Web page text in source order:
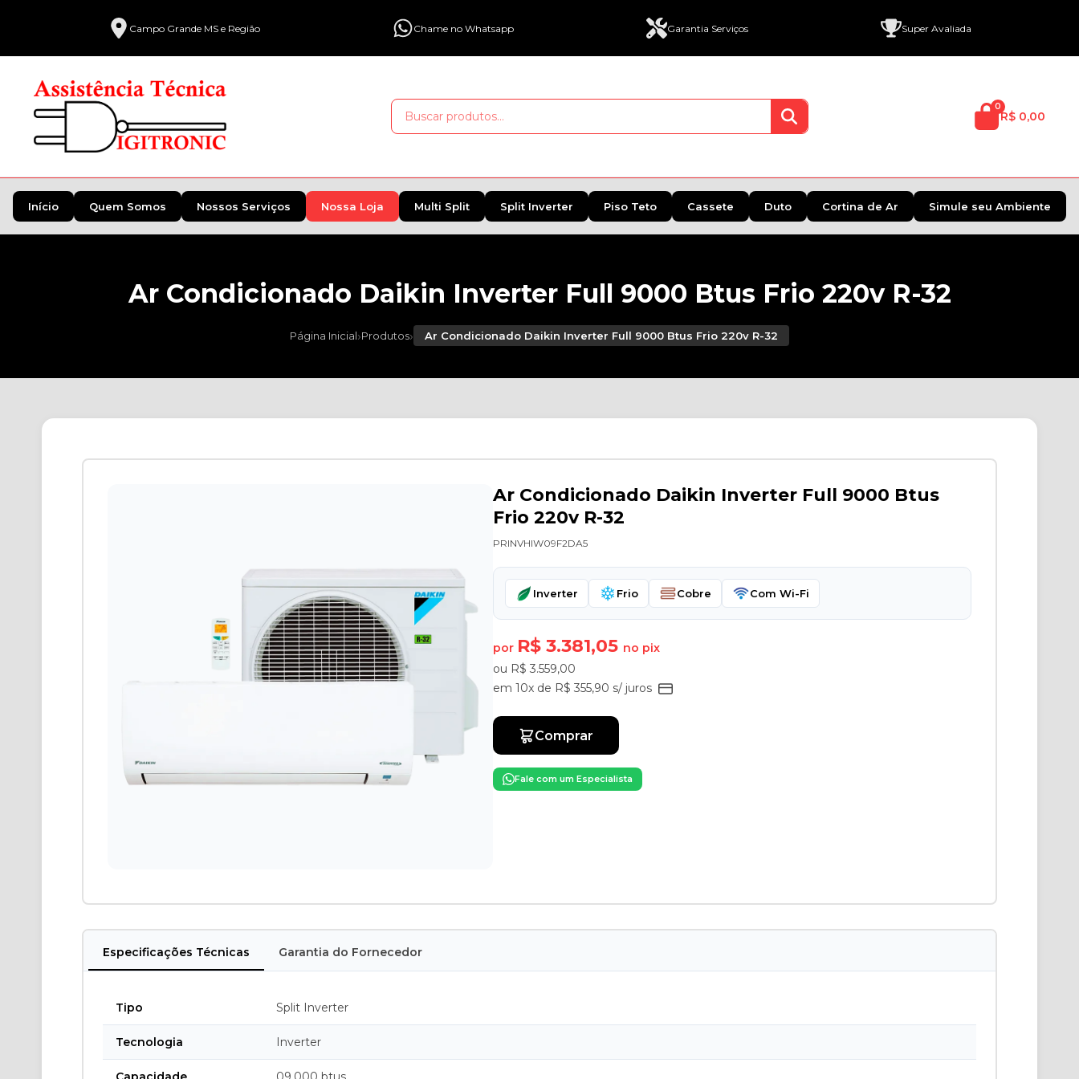
Campo Grande MS e Região Chame no Whatsapp Garantia Serviços Super Avaliada
0
R$ 0,00
Início Quem Somos Nossos Serviços Nossa Loja Multi Split Split Inverter Piso Teto Cassete Duto Cortina de Ar Simule seu Ambiente
Ar Condicionado Daikin Inverter Full 9000 Btus Frio 220v R-32
Página Inicial›Produtos› Ar Condicionado Daikin Inverter Full 9000 Btus Frio 220v R-32
Ar Condicionado Daikin Inverter Full 9000 Btus
Frio 220v R-32
PRINVHIW09F2DA5
Inverter Frio Cobre Com Wi-Fi
por R$ 3.381,05 no pix
ou R$ 3.559,00
em 10x de R$ 355,90 s/ juros
Comprar
Fale com um Especialista
Especificações Técnicas Garantia do Fornecedor
Tipo Split Inverter
Tecnologia Inverter